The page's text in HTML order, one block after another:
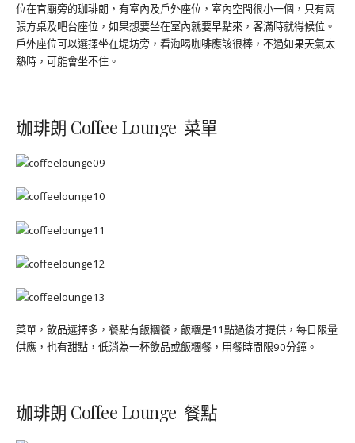
位在官廟旁的珈琲朗，有室內及戶外座位，室內空間很小一個，只有兩
張方桌及吧台座位，如果想要坐在室內就要早點來，客滿時就得候位。
戶外座位可以選擇坐在堤坊旁，看海喝咖啡應該很棒，不過如果天氣太
熱時，可能會坐不住。
珈琲朗 Coffee Lounge 菜單
菜單，飲品選擇多，餐點有飯糰餐，飯糰是11點過後才提供，每日限量
供應，也有甜點，低消為一杯飲品或飯糰餐，用餐時間限90分鐘。
珈琲朗 Coffee Lounge 餐點